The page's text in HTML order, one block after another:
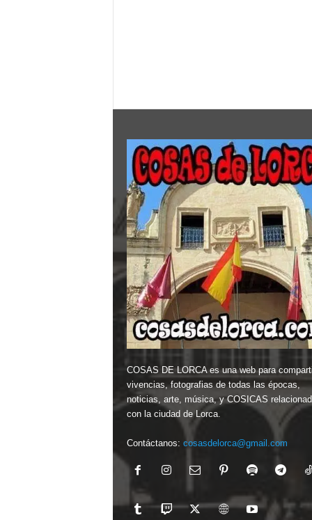
COSAS DE LORCA es una web para
vivencias, fotografias de todas las épocas,
noticias, arte, música, y COSICAS
con la ciudad de Lorca.
Contáctanos: cosasdelorca@gmail.com